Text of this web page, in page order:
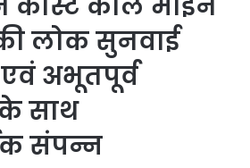
लोक सुनवाई
एवं अभूतपूर्व
साथ
संपन्न